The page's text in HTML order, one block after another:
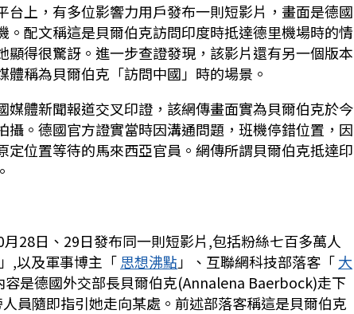
台上，有多位影響力用戶發布一則短影片，畫面是德國
。配文稱這是貝爾伯克訪問印度時抵達德里機場時的情
顯得很驚訝。進一步查證發現，該影片還有另一個版本
體稱為貝爾伯克「訪問中國」時的場景。
媒體新聞報道交叉印證，該網傳畫面實為貝爾伯克於今
攝。德國官方證實當時因溝通問題，班機停錯位置，因
定位置等待的馬來西亞官員。網傳所謂貝爾伯克抵達印
28日、29日發布同一則短影片,包括粉絲七百多萬人
」,以及軍事博主「思想沸點 」、互聯網科技部落客「大
容是德國外交部長貝爾伯克(Annalena Baerbock)走下
員隨即指引她走向某處。前述部落客稱這是貝爾伯克